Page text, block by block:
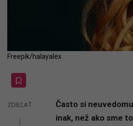
Freepik/halayalex
ZDIEĽAŤ
Často si
inak, než ako sme